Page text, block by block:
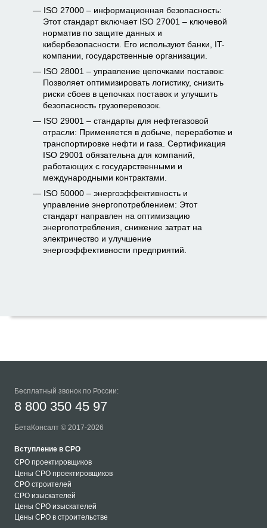
ISO 27000 – информационная безопасность:
Этот стандарт включает ISO 27001 – ключевой
норматив по защите данных и
кибербезопасности. Его используют банки, IT-
компании, государственные организации.
ISO 28001 – управление цепочками поставок:
Позволяет оптимизировать логистику, снизить
риски сбоев в цепочках поставок и улучшить
безопасность грузоперевозок.
ISO 29001 – стандарты для нефтегазовой
отрасли: Применяется в добыче, переработке и
транспортировке нефти и газа. Сертификация
ISO 29001 обязательна для компаний,
работающих с государственными и
международными контрактами.
ISO 50000 – энергоэффективность и
управление энергопотреблением: Этот
стандарт направлен на оптимизацию
энергопотребления, снижение затрат на
электричество и улучшение
энергоэффективности предприятий.
Бесплатный звонок по России:
8 800 350 45 97
БетаКонсалт © 2017-2026
Вступление в СРО
СРО проектировщиков
Цены СРО проектировщиков
СРО строителей
СРО изыскателей
Цены СРО изыскателей
Цены СРО в строительстве